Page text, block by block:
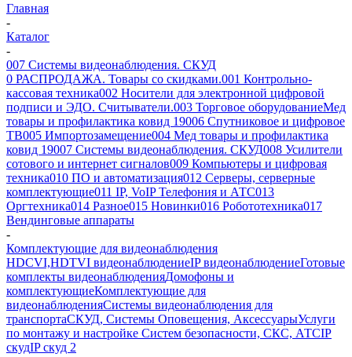
Главная
-
Каталог
-
007 Системы видеонаблюдения. СКУД
0 РАСПРОДАЖА. Товары со скидками.001 Контрольно-
кассовая техника002 Носители для электронной цифровой
подписи и ЭДО. Считыватели.003 Торговое оборудованиеМед
товары и профилактика ковид 19006 Спутниковое и цифровое
ТВ005 Импортозамещение004 Мед товары и профилактика
ковид 19007 Системы видеонаблюдения. СКУД008 Усилители
сотового и интернет сигналов009 Компьютеры и цифровая
техника010 ПО и автоматизация012 Серверы, серверные
комплектующие011 IP, VoIP Телефония и АТС013
Оргтехника014 Разное015 Новинки016 Робототехника017
Вендинговые аппараты
-
Комплектующие для видеонаблюдения
HDCVI,HDTVI видеонаблюдениеIP видеонаблюдениеГотовые
комплекты видеонаблюденияДомофоны и
комплектующиеКомплектующие для
видеонаблюденияСистемы видеонаблюдения для
транспортаСКУД, Системы Оповещения, АксессуарыУслуги
по монтажу и настройке Систем безопасности, СКС, АТСIP
скудIP скуд 2